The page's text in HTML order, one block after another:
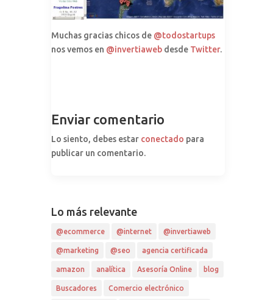
Muchas gracias chicos de @todostartups
nos vemos en @invertiaweb desde Twitter.
Enviar comentario
Lo siento, debes estar conectado para
publicar un comentario.
Lo más relevante
@ecommerce @internet @invertiaweb
@marketing @seo agencia certificada
amazon analítica Asesoría Online blog
Buscadores Comercio electrónico